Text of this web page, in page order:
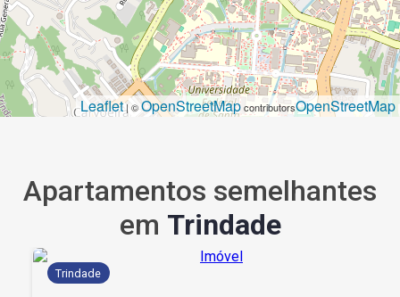
Leaflet| ©OpenStreetMapcontributorsOpenStreetMap
Apartamentos semelhantes
em Trindade
Trindade